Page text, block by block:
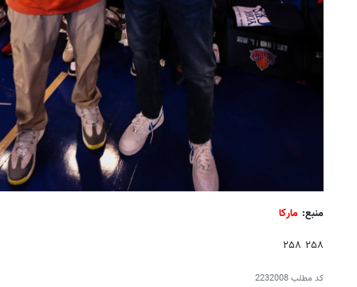
منبع: مارکا
۲۵۸ ۲۵۸
کد مطلب2232008